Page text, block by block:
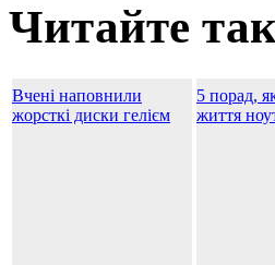
Читайте
Вчені наповнили
жорсткі диски гелієм
5 порад,
життя